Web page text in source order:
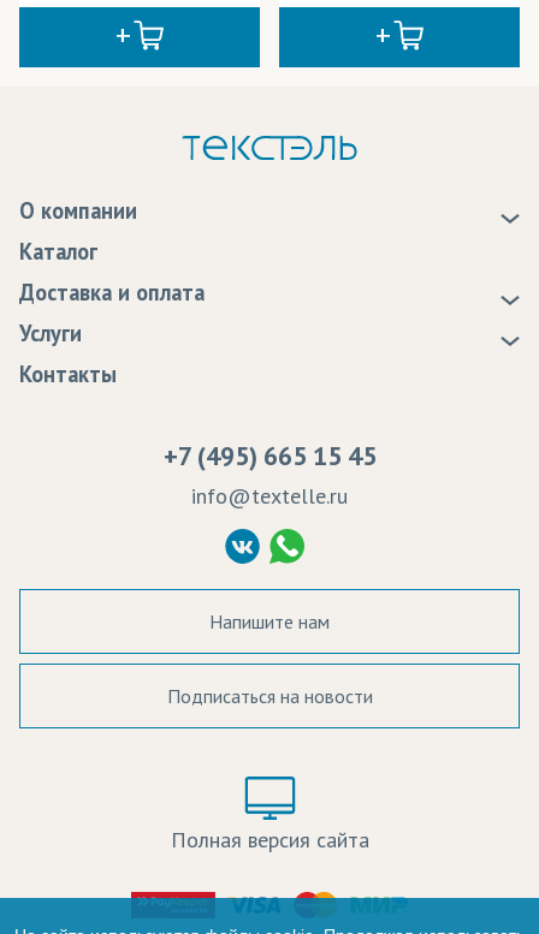
О компании
Статьи
Программа лояльности
Сертификаты качества
Судебные решения
Политика Конфиденциальности
Согласие на обработку ПД
Каталог
Доставка и оплата
Доставка
Оплата
Услуги
Образцы
Контакты
+7 (495) 665 15 45
info@textelle.ru
Напишите нам
Подписаться на новости
Полная версия сайта
-